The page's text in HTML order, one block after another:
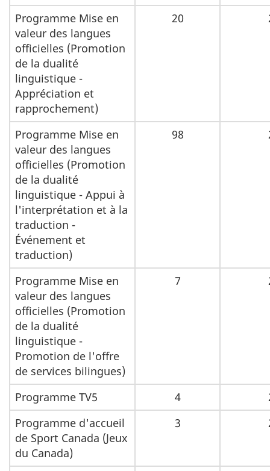
Programme Mise en
valeur des langues
officielles (Promotion
de la dualité
linguistique -
Appréciation et
rapprochement)
20
Programme Mise en
valeur des langues
officielles (Promotion
de la dualité
linguistique - Appui à
l'interprétation et à la
traduction -
Événement et
traduction)
98
Programme Mise en
valeur des langues
officielles (Promotion
de la dualité
linguistique -
Promotion de l'offre
de services bilingues)
7
Programme TV5 4
Programme d'accueil
de Sport Canada (Jeux
du Canada)
3